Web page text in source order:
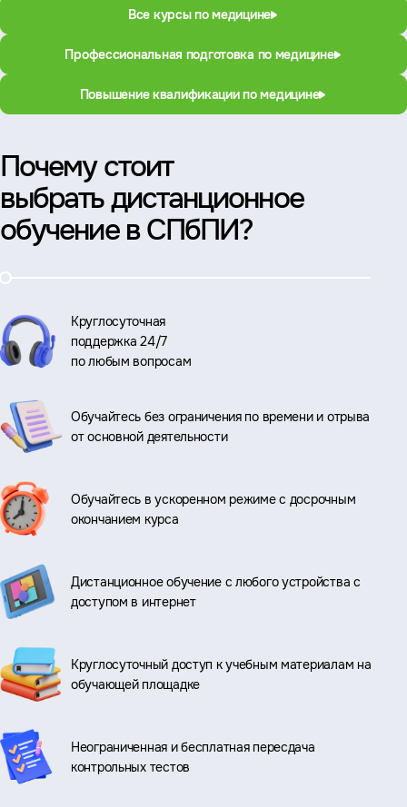
Все курсы по медицине
Профессиональная подготовка по медицине
Повышение квалификации по медицине
Почему стоит
выбрать дистанционное
обучение в СПбПИ?
Круглосуточная
поддержка 24/7
по любым вопросам
Обучайтесь без ограничения по времени и отрыва
от основной деятельности
Обучайтесь в ускоренном режиме с досрочным
окончанием курса
Дистанционное обучение с любого устройства с
доступом в интернет
Круглосуточный доступ к учебным материалам на
обучающей площадке
Неограниченная и бесплатная пересдача
контрольных тестов